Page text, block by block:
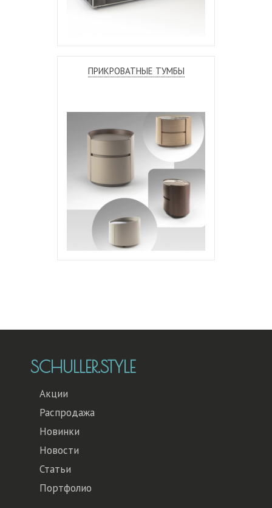
ПРИКРОВАТНЫЕ ТУМБЫ
SCHULLER.STYLE
Акции
Распродажа
Новинки
Новости
Статьи
Портфолио